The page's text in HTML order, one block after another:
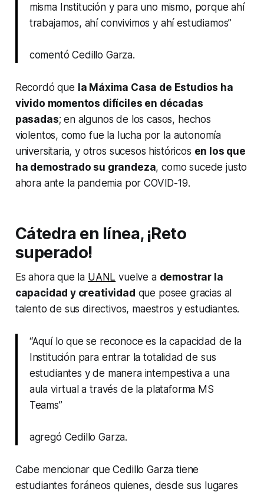
misma Institución y para uno mismo, porque ahí
trabajamos, ahí convivimos y ahí estudiamos”
comentó Cedillo Garza.
Recordó que la Máxima Casa de Estudios ha
vivido momentos difíciles en décadas
pasadas; en algunos de los casos, hechos
violentos, como fue la lucha por la autonomía
universitaria, y otros sucesos históricos en los que
ha demostrado su grandeza, como sucede justo
ahora ante la pandemia por COVID-19.
Cátedra en línea, ¡Reto
superado!
Es ahora que la UANL vuelve a demostrar la
capacidad y creatividad que posee gracias al
talento de sus directivos, maestros y estudiantes.
“Aquí lo que se reconoce es la capacidad de la
Institución para entrar la totalidad de sus
estudiantes y de manera intempestiva a una
aula virtual a través de la plataforma MS
Teams”
agregó Cedillo Garza.
Cabe mencionar que Cedillo Garza tiene
estudiantes foráneos quienes, desde sus lugares